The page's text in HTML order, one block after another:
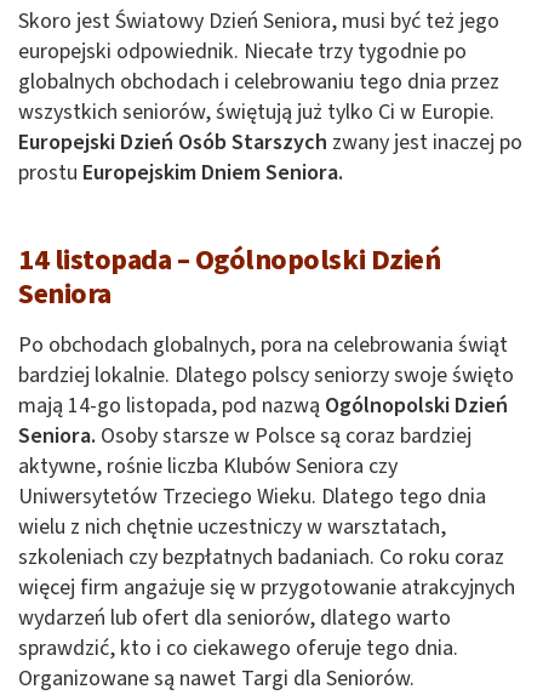
Skoro jest Światowy Dzień Seniora, musi być też jego
europejski odpowiednik. Niecałe trzy tygodnie po
globalnych obchodach i celebrowaniu tego dnia przez
wszystkich seniorów, świętują już tylko Ci w Europie.
Europejski Dzień Osób Starszych zwany jest inaczej po
prostu Europejskim Dniem Seniora.
14 listopada – Ogólnopolski Dzień
Seniora
Po obchodach globalnych, pora na celebrowania świąt
bardziej lokalnie. Dlatego polscy seniorzy swoje święto
mają 14-go listopada, pod nazwą Ogólnopolski Dzień
Seniora. Osoby starsze w Polsce są coraz bardziej
aktywne, rośnie liczba Klubów Seniora czy
Uniwersytetów Trzeciego Wieku. Dlatego tego dnia
wielu z nich chętnie uczestniczy w warsztatach,
szkoleniach czy bezpłatnych badaniach. Co roku coraz
więcej firm angażuje się w przygotowanie atrakcyjnych
wydarzeń lub ofert dla seniorów, dlatego warto
sprawdzić, kto i co ciekawego oferuje tego dnia.
Organizowane są nawet Targi dla Seniorów.